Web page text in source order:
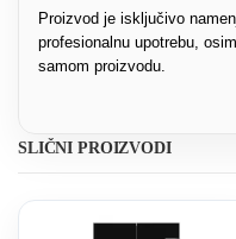
Proizvod je isključivo
profesionalnu upotrebu,
samom proizvodu.
SLIČNI PROIZVODI